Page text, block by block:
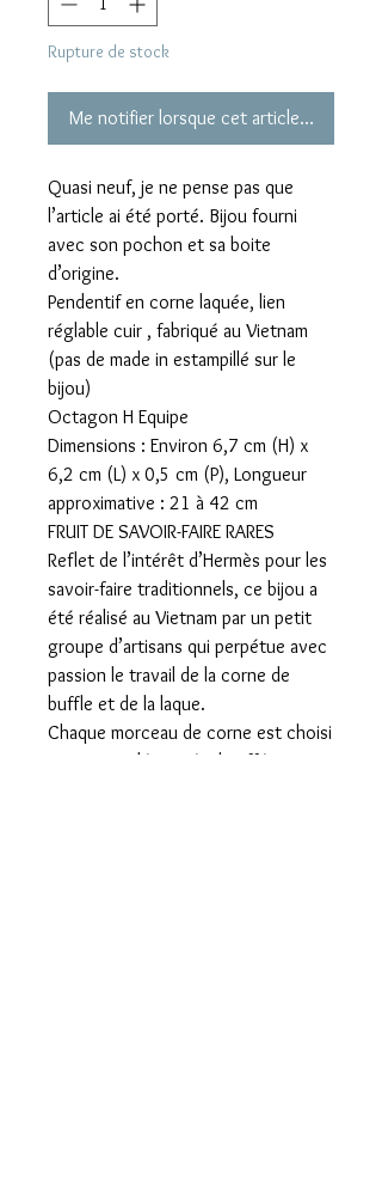
Rupture de stock
Me notifier lorsque cet article est
Quasi neuf, je ne pense pas que
l’article ai été porté. Bijou fourni
avec son pochon et sa boite
d’origine.
Pendentif en corne laquée, lien
réglable cuir , fabriqué au Vietnam
(pas de made in estampillé sur le
bijou)
Octagon H Equipe
Dimensions : Environ 6,7 cm (H) x
6,2 cm (L) x 0,5 cm (P), Longueur
approximative : 21 à 42 cm
FRUIT DE SAVOIR-FAIRE RARES
Reflet de l’intérêt d’Hermès pour les
savoir-faire traditionnels, ce bijou a
été réalisé au Vietnam par un petit
groupe d’artisans qui perpétue avec
passion le travail de la corne de
buffle et de la laque.
Chaque morceau de corne est choisi
avec soin, découpé, chauffé pour